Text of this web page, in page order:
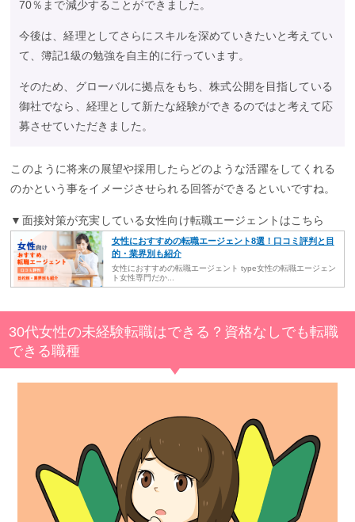
70％まで減少することができました。
今後は、経理としてさらにスキルを深めていきたいと考えてい
て、簿記1級の勉強を自主的に行っています。
そのため、グローバルに拠点をもち、株式公開を目指している
御社でなら、経理として新たな経験ができるのではと考えて応
募させていただきました。
このように将来の展望や採用したらどのような活躍をしてくれる
のかという事をイメージさせられる回答ができるといいですね。
▼面接対策が充実している女性向け転職エージェントはこちら
女性におすすめの転職エージェント8選！口コミ評判と目
的・業界別も紹介
女性におすすめの転職エージェント type女性の転職エージェン
ト女性専門だか...
30代女性の未経験転職はできる？資格なしでも転職
できる職種